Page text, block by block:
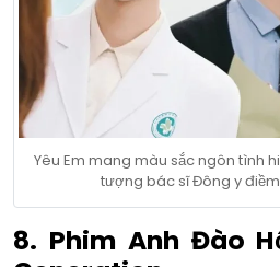
Yêu Em mang màu sắc ngôn tình
tượng bác sĩ Đông y
8. Phim Anh Đào